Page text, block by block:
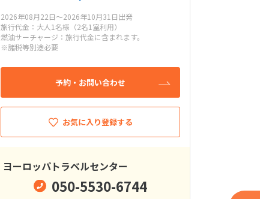
2026年08月22日～2026年10月31日出発
旅行代金：大人1名様（2名1室利用）
燃油サーチャージ：旅行代金に含まれます。
※諸税等別途必要
予約・お問い合わせ
お気に入り登録する
ヨーロッパトラベルセンター
050-5530-6744